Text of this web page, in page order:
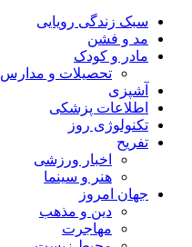
سبک زندگی رویایی
مد و فشن
مادر و کودک
تحصیلات و مدارس
آشپزی
اطلاعات پزشکی
تکنولوژی روز
تفریح
اخبار ورزشی
هنر و سینما
جهان امروز
دین و مذهب
مهاجرت